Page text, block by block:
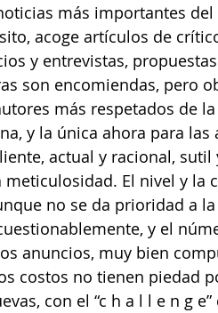
más importantes
acoge artículos de
y entrevistas,
son encomiendas, pero
más respetados de
y la única ahora para las
actual y racional,
meticulosidad. El nivel y la
no se da prioridad a
y el
anuncios, muy bien
costos no tienen piedad
con el “c h a l l e n g